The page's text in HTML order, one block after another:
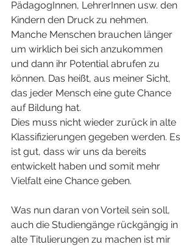
PädagogInnen, LehrerInnen usw. den
Kindern den Druck zu nehmen.
Manche Menschen brauchen länger
um wirklich bei sich anzukommen
und dann ihr Potential abrufen zu
können. Das heißt, aus meiner Sicht,
das jeder Mensch eine gute Chance
auf Bildung hat.
Dies muss nicht wieder zurück in alte
Klassifizierungen gegeben werden. Es
ist gut, dass wir uns da bereits
entwickelt haben und somit mehr
Vielfalt eine Chance geben.
Was nun daran von Vorteil sein soll,
auch die Studiengänge rückgängig in
alte Titulierungen zu machen ist mir